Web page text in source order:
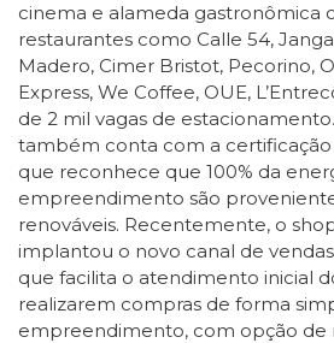
cinema e alameda gastronômica
restaurantes como Calle 54,
Madero, Cimer Bristot, Pecorino,
Express, We Coffee, OUE,
de 2 mil vagas de
também conta com a certificação
que reconhece que 100% da
empreendimento são
renováveis. Recentemente, o
implantou o novo canal de
que facilita o atendimento inicial
realizarem compras de forma
empreendimento, com opção de